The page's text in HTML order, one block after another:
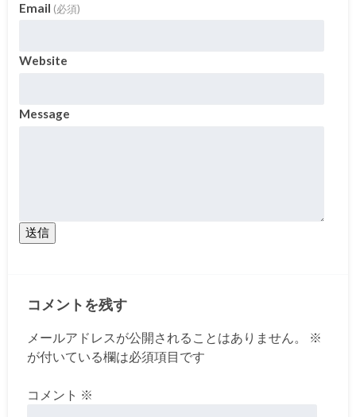
Email (必須)
Website
Message
送信
コメントを残す
メールアドレスが公開されることはありません。
※
が付いている欄は必須項目です
コメント ※